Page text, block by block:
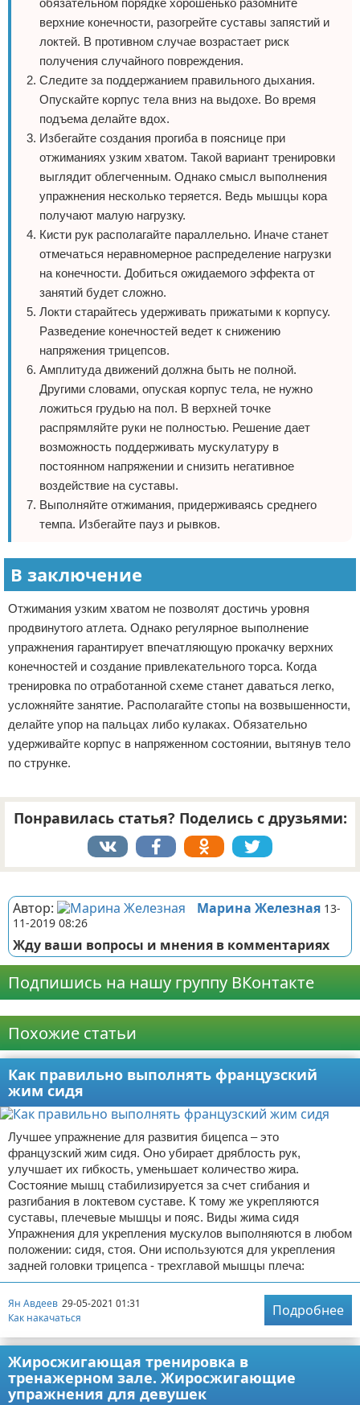
обязательном порядке хорошенько разомните
верхние конечности, разогрейте суставы запястий и
локтей. В противном случае возрастает риск
получения случайного повреждения.
Следите за поддержанием правильного дыхания.
Опускайте корпус тела вниз на выдохе. Во время
подъема делайте вдох.
Избегайте создания прогиба в пояснице при
отжиманиях узким хватом. Такой вариант тренировки
выглядит облегченным. Однако смысл выполнения
упражнения несколько теряется. Ведь мышцы кора
получают малую нагрузку.
Кисти рук располагайте параллельно. Иначе станет
отмечаться неравномерное распределение нагрузки
на конечности. Добиться ожидаемого эффекта от
занятий будет сложно.
Локти старайтесь удерживать прижатыми к корпусу.
Разведение конечностей ведет к снижению
напряжения трицепсов.
Амплитуда движений должна быть не полной.
Другими словами, опуская корпус тела, не нужно
ложиться грудью на пол. В верхней точке
распрямляйте руки не полностью. Решение дает
возможность поддерживать мускулатуру в
постоянном напряжении и снизить негативное
воздействие на суставы.
Выполняйте отжимания, придерживаясь среднего
темпа. Избегайте пауз и рывков.
В заключение
Отжимания узким хватом не позволят достичь уровня
продвинутого атлета. Однако регулярное выполнение
упражнения гарантирует впечатляющую прокачку верхних
конечностей и создание привлекательного торса. Когда
тренировка по отработанной схеме станет даваться легко,
усложняйте занятие. Располагайте стопы на возвышенности,
делайте упор на пальцах либо кулаках. Обязательно
удерживайте корпус в напряженном состоянии, вытянув тело
по струнке.
Понравилась статья? Поделись с друзьями:
Автор: Марина Железная 13-
11-2019 08:26
Жду ваши вопросы и мнения в комментариях
Подпишись на нашу группу ВКонтакте
Похожие статьи
Как правильно выполнять французский
жим сидя
Лучшее упражнение для развития бицепса – это
французский жим сидя. Оно убирает дряблость рук,
улучшает их гибкость, уменьшает количество жира.
Состояние мышц стабилизируется за счет сгибания и
разгибания в локтевом суставе. К тому же укрепляются
суставы, плечевые мышцы и пояс. Виды жима сидя
Упражнения для укрепления мускулов выполняются в любом
положении: сидя, стоя. Они используются для укрепления
задней головки трицепса - трехглавой мышцы плеча:
Ян Авдеев 29-05-2021 01:31
Как накачаться
Подробнее
Жиросжигающая тренировка в
тренажерном зале. Жиросжигающие
упражнения для девушек